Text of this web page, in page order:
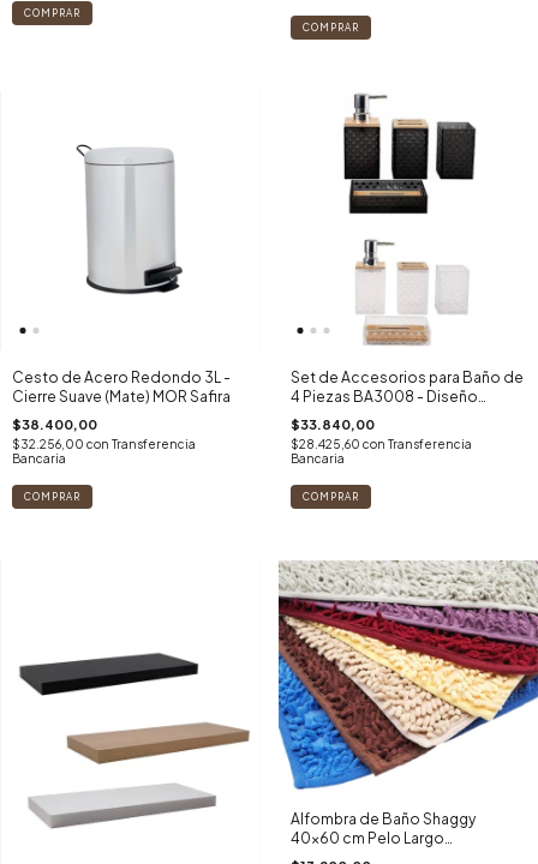
COMPRAR
Cesto de Acero Redondo 3L -
Cierre Suave (Mate) MOR Safira
$38.400,00
$32.256,00 con Transferencia
Bancaria
Set de Accesorios para Baño de
4 Piezas BA3008 - Diseño
Moderno.
$33.840,00
$28.425,60 con Transferencia
Bancaria
Alfombra de Baño Shaggy
40x60 cm Pelo Largo
Antideslizante